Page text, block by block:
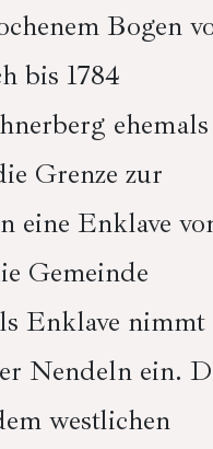
Bogen
bis 1784
ehemals
Grenze zur
eine Enklave
Gemeinde
Enklave nimmt
Nendeln ein.
westlichen